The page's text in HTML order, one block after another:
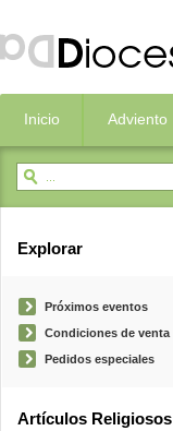
Inicio Adviento
Explorar
Próximos eventos
Condiciones de venta
Pedidos especiales
Artículos Religiosos